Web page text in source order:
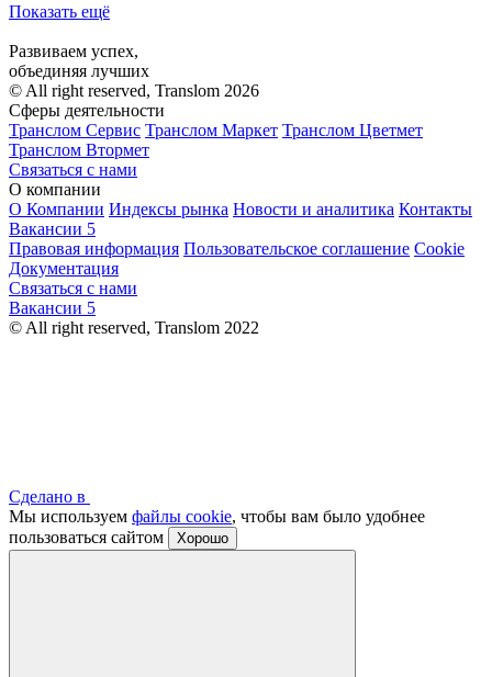
Показать ещё
Развиваем успех,
объединяя лучших
© All right reserved, Translom 2026
Сферы деятельности
Транслом Сервис Транслом Маркет Транслом Цветмет
Транслом Втормет
Связаться с нами
О компании
О Компании Индексы рынка Новости и аналитика Контакты
Вакансии 5
Правовая информация Пользовательское соглашение Cookie
Документация
Связаться с нами
Вакансии 5
© All right reserved, Translom 2022
Сделано в
Мы используем файлы cookie, чтобы вам было удобнее
пользоваться сайтом
Хорошо